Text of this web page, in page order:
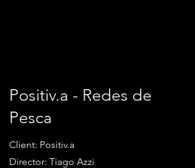
Positiv.a - Redes de
Pesca
Client: Positiv.a
Director: Tiago Azzi